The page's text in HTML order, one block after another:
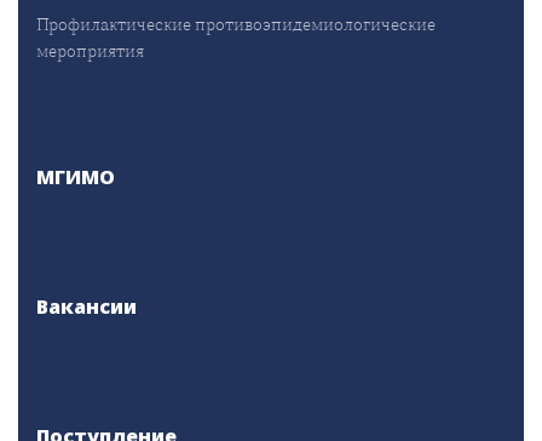
Профилактические противоэпидемиологические
мероприятия
МГИМО
Вакансии